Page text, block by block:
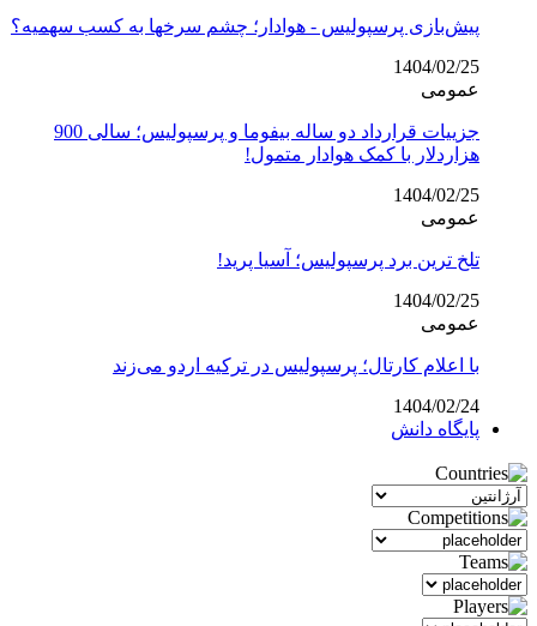
پیش‌بازی پرسپولیس - هوادار؛ چشم سرخها به کسب سهمیه؟
1404/02/25
عمومی
جزییات قرارداد دو ساله بیفوما و پرسپولیس؛ سالی 900
هزاردلار با کمک هوادار متمول!
1404/02/25
عمومی
تلخ ترین برد پرسپولیس؛ آسیا پرید!
1404/02/25
عمومی
با اعلام کارتال؛ پرسپولیس در ترکیه اردو می‌زند
1404/02/24
پایگاه دانش